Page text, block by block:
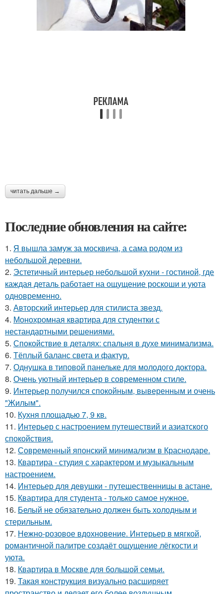
читать дальше →
Последние обновления на сайте:
1. Я вышла замуж за москвича, а сама родом из
небольшой деревни.
2. Эстетичный интерьер небольшой кухни - гостиной, где
каждая деталь работает на ощущение роскоши и уюта
одновременно.
3. Авторский интерьер для стилиста звезд.
4. Монохромная квартира для студентки с
нестандартными решениями.
5. Спокойствие в деталях: спальня в духе минимализма.
6. Тёплый баланс света и фактур.
7. Однушка в типовой панельке для молодого доктора.
8. Очень уютный интерьер в современном стиле.
9. Интерьер получился спокойным, выверенным и очень
"Жилым".
10. Кухня площадью 7, 9 кв.
11. Интерьер с настроением путешествий и азиатского
спокойствия.
12. Современный японский минимализм в Краснодаре.
13. Квартира - студия с характером и музыкальным
настроением.
14. Интерьер для девушки - путешественницы в астане.
15. Квартира для студента - только самое нужное.
16. Белый не обязательно должен быть холодным и
стерильным.
17. Нежно-розовое вдохновение. Интерьер в мягкой,
романтичной палитре создаёт ощущение лёгкости и
уюта.
18. Квартира в Москве для большой семьи.
19. Такая конструкция визуально расширяет